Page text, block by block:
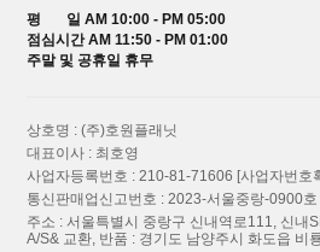
평 일 AM 10:00 - PM 05:00
점심시간 AM 11:50 - PM 01:00
주말 및 공휴일 휴무
상호명 : (주)호원플래닛
대표이사 : 최호영
사업자등록번호 : 210-81-71606 [사업자번호
통신판매업신고번호 : 2023-서울중랑-0900호
주소 : 서울특별시 중랑구 신내역로111, 신내
A/S& 교환, 반품 : 경기도 남양주시 화도읍 비